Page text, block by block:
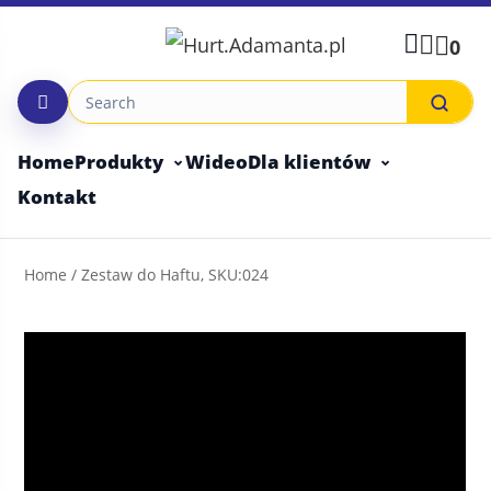
Skip
0
HomeProdukty WideoDla klientów
Kontakt
Home / Zestaw do Haftu, SKU:024